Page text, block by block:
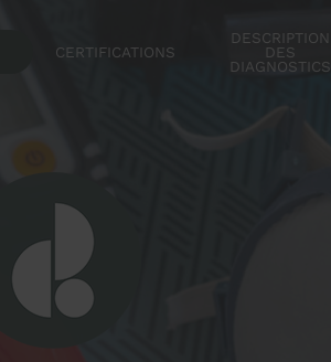
CERTIFICATIONS
DESCRIPTION
DES
DIAGNOSTICS